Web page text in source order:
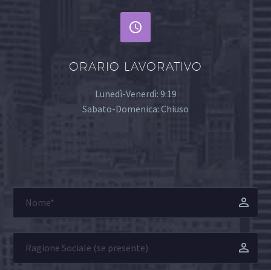


ORARIO LAVORATIVO
Lunedì-Venerdì: 9:19
Sabato-Domenica: Chiuso